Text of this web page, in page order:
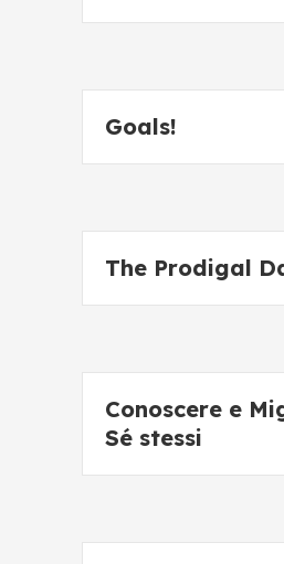
Goals!
The Prodigal
Conoscere e
Sé stessi